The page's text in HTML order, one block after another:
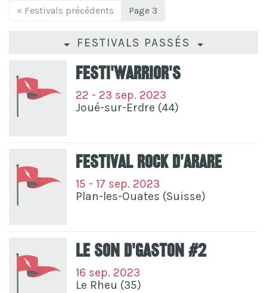
« Festivals précédents Page 3
FESTIVALS PASSÉS
Festi'Warrior's
22 - 23 sep. 2023
Joué-sur-Erdre (44)
Festival Rock D'arare
15 - 17 sep. 2023
Plan-les-Ouates (Suisse)
Le Son D'Gaston #2
16 sep. 2023
Le Rheu (35)